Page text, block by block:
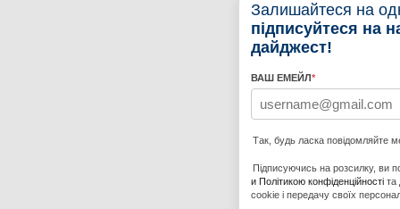
Залишайтеся на
підписуйтеся на
дайджест!
ВАШ ЕМЕЙЛ*
Так, будь ласка повідомляйте
Підписуючись на розсилку, ви
и Політикою конфіденційності та
cookie і передачу своїх